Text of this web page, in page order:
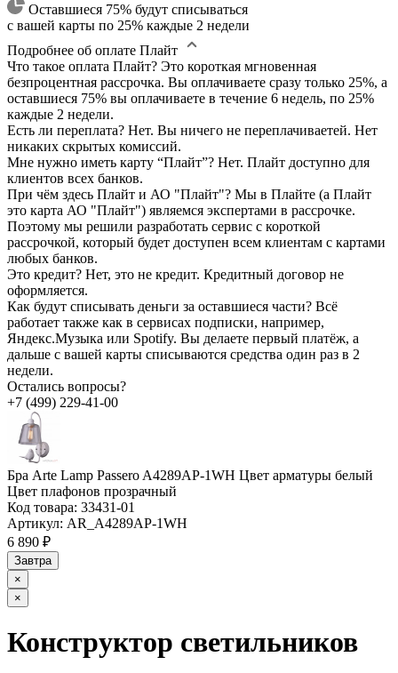
Оставшиеся 75% будут списываться
с вашей карты по 25% каждые 2 недели
Подробнее об оплате Плайт
Что такое оплата Плайт? Это короткая мгновенная
безпроцентная рассрочка. Вы оплачиваете сразу только 25%, а
оставшиеся 75% вы оплачиваете в течение 6 недель, по 25%
каждые 2 недели.
Есть ли переплата? Нет. Вы ничего не переплачиваетей. Нет
никаких скрытых комиссий.
Мне нужно иметь карту “Плайт”? Нет. Плайт доступно для
клиентов всех банков.
При чём здесь Плайт и АО "Плайт"? Мы в Плайте (а Плайт
это карта АО "Плайт") являемся экспертами в рассрочке.
Поэтому мы решили разработать сервис с короткой
рассрочкой, который будет доступен всем клиентам с картами
любых банков.
Это кредит? Нет, это не кредит. Кредитный договор не
оформляется.
Как будут списывать деньги за оставшиеся части? Всё
работает также как в сервисах подписки, например,
Яндекс.Музыка или Spotify. Вы делаете первый платёж, а
дальше с вашей карты списываются средства один раз в 2
недели.
Остались вопросы?
+7 (499) 229-41-00
Бра Arte Lamp Passero A4289AP-1WH Цвет арматуры белый
Цвет плафонов прозрачный
Код товара: 33431-01
Артикул: AR_A4289AP-1WH
6 890 ₽
Завтра
×
×
Конструктор светильников